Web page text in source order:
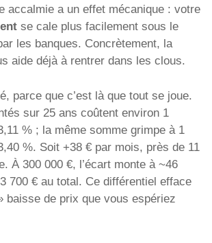
accalmie a un effet mécanique : votre
se cale plus facilement sous le
les banques. Concrètement, la
aide déjà à rentrer dans les clous.
parce que c’est là que tout se joue.
sur 25 ans coûtent environ 1
% ; la même somme grimpe à 1
%. Soit +38 € par mois, près de 11
À 300 000 €, l’écart monte à ~46
700 € au total. Ce différentiel efface
baisse de prix que vous espériez